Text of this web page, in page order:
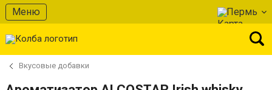
Меню Пермь
Вкусовые добавки